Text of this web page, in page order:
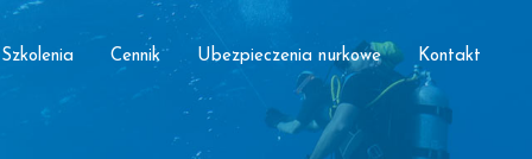
Szkolenia Cennik Ubezpieczenia nurkowe Kontakt